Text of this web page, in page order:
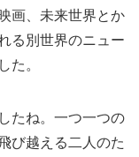
画、未来世界とか
る別世界のニュー
た。
たね。一つ一つの
び越える二人のた